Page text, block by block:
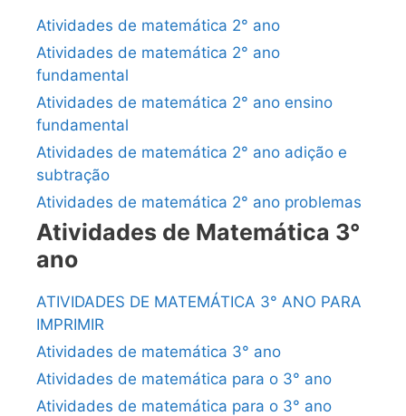
Atividades de matemática 2° ano
Atividades de matemática 2° ano
fundamental
Atividades de matemática 2° ano ensino
fundamental
Atividades de matemática 2° ano adição e
subtração
Atividades de matemática 2° ano problemas
Atividades de Matemática 3°
ano
ATIVIDADES DE MATEMÁTICA 3° ANO PARA
IMPRIMIR
Atividades de matemática 3° ano
Atividades de matemática para o 3° ano
Atividades de matemática para o 3° ano